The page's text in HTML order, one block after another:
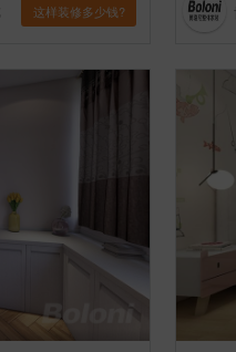
这样装修多少钱?